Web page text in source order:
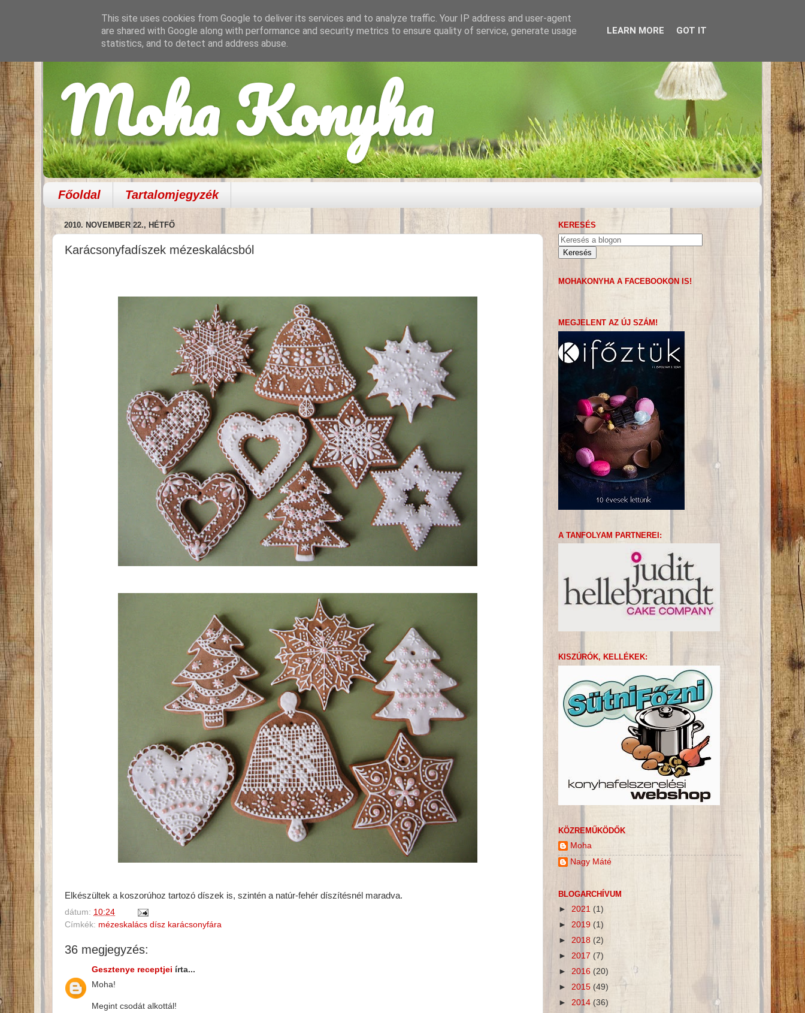
Moha Konyha
Főoldal Tartalomjegyzék
2010. NOVEMBER 22., HÉTFŐ
Karácsonyfadíszek mézeskalácsból
Elkészültek a koszorúhoz tartozó díszek is, szintén a natúr-fehér díszítésnél maradva.
dátum: 10:24
Címkék: mézeskalács dísz karácsonyfára
36 megjegyzés:
Gesztenye receptjei írta...
Moha!
Megint csodát alkottál!
KERESÉS
MOHAKONYHA A FACEBOOKON IS!
MEGJELENT AZ ÚJ SZÁM!
A TANFOLYAM PARTNEREI:
KISZÚRÓK, KELLÉKEK:
KÖZREMŰKÖDŐK
Moha
Nagy Máté
BLOGARCHÍVUM
► 2021 (1)
► 2019 (1)
► 2018 (2)
► 2017 (7)
► 2016 (20)
► 2015 (49)
► 2014 (36)
This site uses cookies from Google to deliver its services and to analyze traffic. Your IP address and user-agent
are shared with Google along with performance and security metrics to ensure quality of service, generate usage
statistics, and to detect and address abuse.
LEARN MORE GOT IT